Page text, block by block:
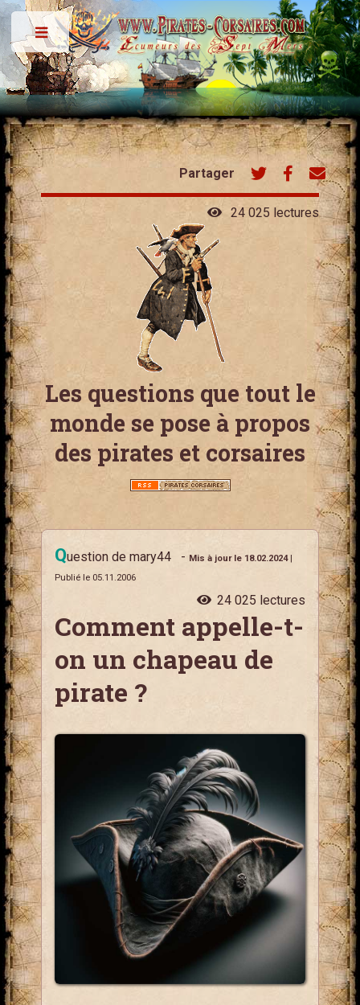
Partager
24 025 lectures
Les questions que tout le
monde se pose à propos
des pirates et corsaires
Question de mary44 - Mis à jour le 18.02.2024|
Publié le 05.11.2006
24 025 lectures
Comment appelle-t-
on un chapeau de
pirate ?
Toggle